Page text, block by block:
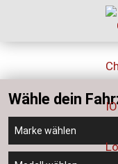
Wähle dein